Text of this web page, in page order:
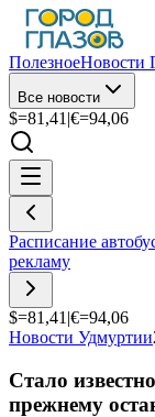
ПолезноеНовости
Все новости
$=81,41 |€=94,06
Расписание
рекламу
$=81,41 |€=94,06
Новости Удмуртии
Стало
прежнему